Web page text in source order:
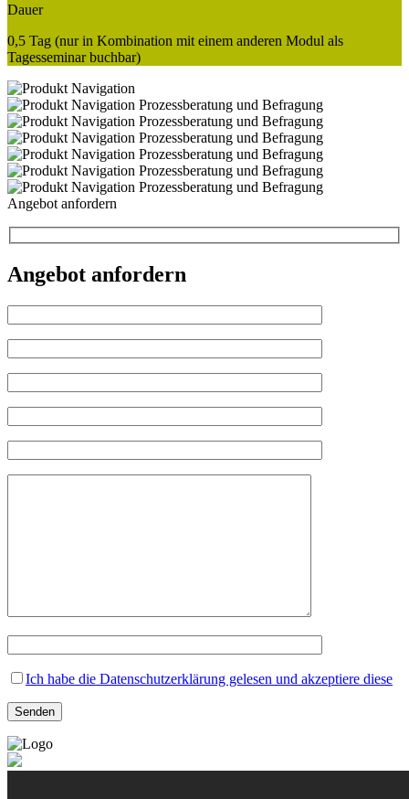
Dauer
0,5 Tag (nur in Kombination mit einem anderen Modul als
Tagesseminar buchbar)
Angebot anfordern
Angebot anfordern
Ich habe die Datenschutzerklärung gelesen und akzeptiere diese